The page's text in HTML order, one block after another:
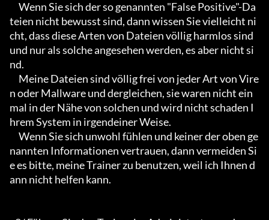
teien nicht bewusst sind, dann wissen Sie vielleicht ni
cht, dass diese Arten von Dateien völlig harmlos sind
und nur als solche angesehen werden, es aber nicht si
nd.
n oder Mallware und dergleichen, sie waren nicht ein
mal in der Nähe von solchen und wird nicht schaden I
hrem System in irgendeiner Weise.
nannten Informationen vertrauen, dann vermeiden Si
e es bitte, meine Trainer zu benutzen, weil ich Ihnen d
ann nicht helfen kann.